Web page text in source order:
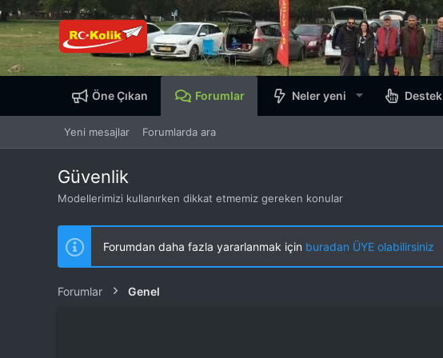
Öne Çıkan Forumlar Neler yeni Destek
Yeni mesajlar Forumlarda ara
Güvenlik
Modellerimizi kullanırken dikkat etmemiz gereken konular
Forumdan daha fazla yararlanmak için buradan ÜYE olabilirsiniz
Forumlar Genel